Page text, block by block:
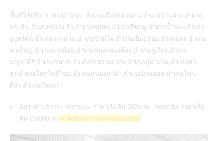
พื้นที่ให้บริการ ต่างอำเภอ: อำเภอเมืองขอนแก่น,อำเภอบ้านฝาง,อำเภอ
พระยืน,อำเภอหนองเรือ,อำเภอชุมแพ,อำเภอสีชมพู,อำเภอน้ำพอง,อำเภอ
อุบลรัตน์,อำเภอกระนวน,อำเภอบ้านไผ่,อำเภอเปือยน้อย,อำเภอพล,อำเภอ
แวงใหญ่,อำเภอแวงน้อย,อำเภอหนองสองห้อง,อำเภอภูเวียง,อำเภอ
มัญจาคีรี,อำเภอชนบท,อำเภอเขาสวนกวาง,อำเภอภูผาม่าน,อำเภอซำ
สูง,อำเภอโคกโพธิ์ไชย,อำเภอหนองนาคำ,อำเภอบ้านแฮด,อำเภอโนน
ศิลา,อำเภอเวียงเก่า
อัตราค่าบริการ: รถกระบะ ราคาเริ่มต้น 300บาท , รถหกล้อ ราคาเริ่ม
ต้น 2,000บาท (ราคายังไม่รวมค่าแรงยกของ)